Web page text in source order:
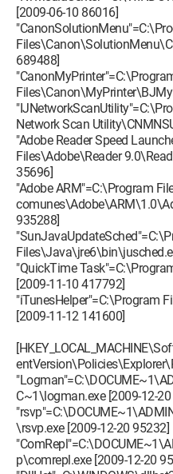
[2009-06-10 86016]
689488]
Network Scan
"Adobe Reader Speed
Files\Adobe\Reader
35696]
"Adobe ARM"=C:\Program
935288]
"QuickTime
[2009-11-10 417792]
"iTunesHelper"=C:\Program
[2009-11-12 141600]
C~1\logman.exe [2009-12-20
\rsvp.exe [2009-12-20 95232]
p\comrepl.exe [2009-12-20